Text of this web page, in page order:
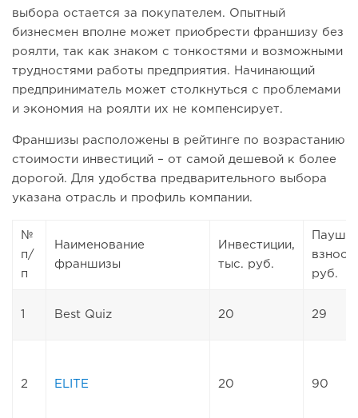
выбора остается за покупателем. Опытный
бизнесмен вполне может приобрести франшизу без
роялти, так как знаком с тонкостями и возможными
трудностями работы предприятия. Начинающий
предприниматель может столкнуться с проблемами
и экономия на роялти их не компенсирует.
Франшизы расположены в рейтинге по возрастанию
стоимости инвестиций – от самой дешевой к более
дорогой. Для удобства предварительного выбора
указана отрасль и профиль компании.
№
п/
п
Наименование
франшизы
Инвестиции,
тыс. руб.
взнос,
руб.
1 Best Quiz 20 29
2 ELITE 20 90